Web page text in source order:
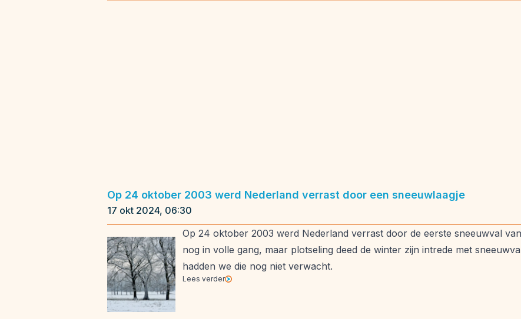
Op 24 oktober 2003 werd Nederland verrast door een sneeuwlaagje
17 okt 2024, 06:30
Op 24 oktober 2003 werd Nederland verrast door de eerste sneeuwval
nog in volle gang, maar plotseling deed de winter zijn intrede met
hadden we die nog niet verwacht.
Lees verder